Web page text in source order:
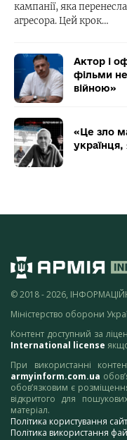
кампанії, яка
агресора. Цей крок…
Актор і
фільми не
війною»
«Це зло
© 2018 - 2026,
Міністерство оборони
Контент доступний за
International license
При використанні
armyinform.com.ua
обов’язковим є
відкритого для
матеріал.
Політика користування
Політика використання